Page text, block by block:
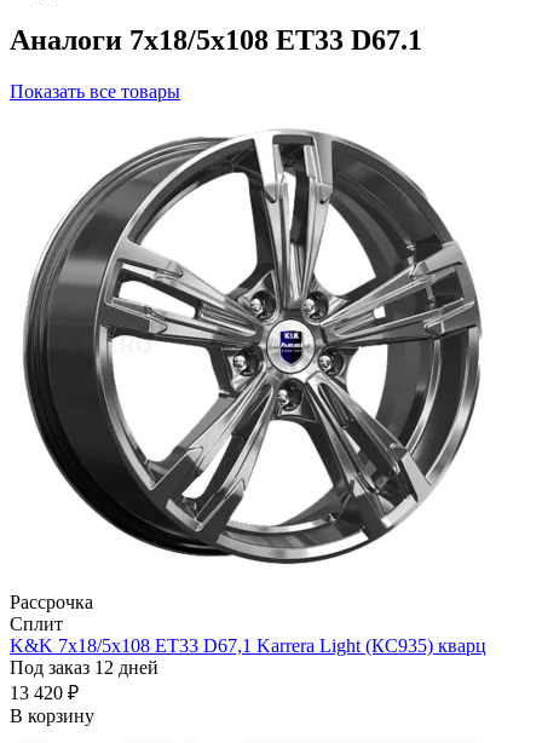
Аналоги 7x18/5x108 ET33 D67.1
Показать все товары
Рассрочка
Сплит
K&K 7x18/5x108 ET33 D67,1 Karrera Light (КС935) кварц
Под заказ 12 дней
13 420 ₽
В корзину